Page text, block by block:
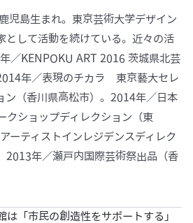
児島生まれ。東京芸術大学デザイン
として活動を続けている。近々の活
／KENPOKU ART 2016 茨城県北芸
年／表現のチカラ 東京藝大セレ
ン（香川県高松市）。2014年／日本
ショップディレクション（東
ーティストインレジデンスディレク
2013年／瀬戸内国際芸術祭出品（香
「市民の創造性をサポートする」